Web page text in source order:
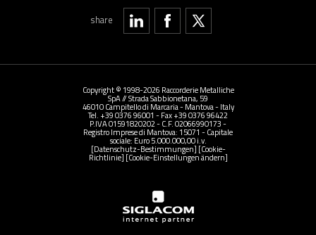
share
Copyright © 1998-2026 Raccorderie Metalliche
SpA // Strada Sabbionetana, 59
46010 Campitello di Marcaria - Mantova - Italy
Tel. +39 0376 96001 - Fax +39 0376 96422
P.IVA 01591820202 - C.F. 02066990173 -
Registro Imprese di Mantova: 15071 - Capitale
sociale: Euro 5.000.000,00 i.v.
[Datenschutz-Bestimmungen] [Cookie-
Richtlinie] [Cookie-Einstellungen ändern]